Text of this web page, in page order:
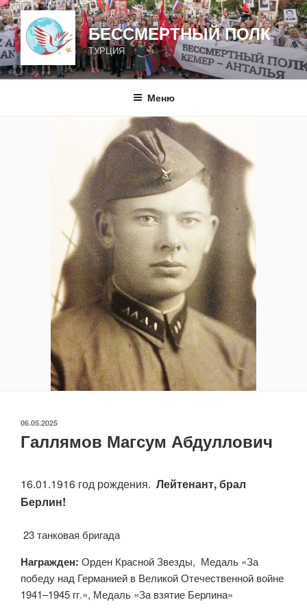
Перейти
к
содержимому
БЕССМЕРТНЫЙ ПОЛК
ТУРЦИЯ
Меню
ОПУБЛИКОВАНО
06.05.2025
Галлямов Магсум Абдуллович
16.01.1916 год рождения. Лейтенант, брал
Берлин!
23 танковая бригада
Награжден: Орден Красной Звезды, Медаль «За
победу над Германией в Великой Отечественной войне
1941–1945 гг.», Медаль «За взятие Берлина»